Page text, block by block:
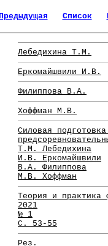
Список
Лебедихина Т.М.
Еркомайшвили И.В.
Филиппова В.А.
Хоффман М.В.
Силовая
Т.М. Лебедихина
И.В. Еркомайшвили
В.А. Филиппова
М.В. Хоффман
Теория и практика
2021
№ 1
С. 53-55
Рез.